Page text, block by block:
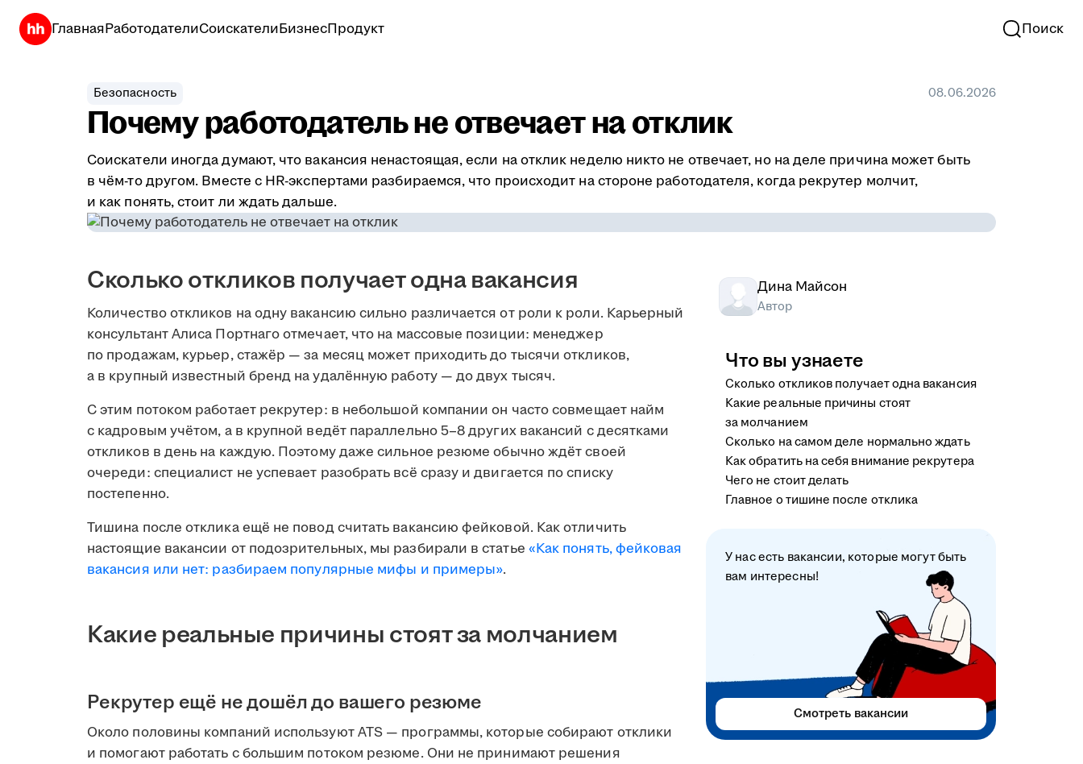
ГлавнаяРаботодателиСоискателиБизнесПродукт Поиск
Безопасность 08.06.2026
Почему работодатель не отвечает на отклик
Соискатели иногда думают, что вакансия ненастоящая, если на отклик неделю никто не отвечает, но на деле причина может быть
в чём-то другом. Вместе с HR-экспертами разбираемся, что происходит на стороне работодателя, когда рекрутер молчит,
и как понять, стоит ли ждать дальше.
Сколько откликов получает одна вакансия
Количество откликов на одну вакансию сильно различается от роли к роли. Карьерный
консультант Алиса Портнаго отмечает, что на массовые позиции: менеджер
по продажам, курьер, стажёр — за месяц может приходить до тысячи откликов,
а в крупный известный бренд на удалённую работу — до двух тысяч.
С этим потоком работает рекрутер: в небольшой компании он часто совмещает найм
с кадровым учётом, а в крупной ведёт параллельно 5–8 других вакансий с десятками
откликов в день на каждую. Поэтому даже сильное резюме обычно ждёт своей
очереди: специалист не успевает разобрать всё сразу и двигается по списку
постепенно.
Тишина после отклика ещё не повод считать вакансию фейковой. Как отличить
настоящие вакансии от подозрительных, мы разбирали в статье «Как понять, фейковая
вакансия или нет: разбираем популярные мифы и примеры».
Какие реальные причины стоят за молчанием
Рекрутер ещё не дошёл до вашего резюме
Около половины компаний используют ATS — программы, которые собирают отклики
и помогают работать с большим потоком резюме. Они не принимают решения
Дина Майсон
Автор
Что вы узнаете
Сколько откликов получает одна вакансия
Какие реальные причины стоят
за молчанием
Сколько на самом деле нормально ждать
Как обратить на себя внимание рекрутера
Чего не стоит делать
Главное о тишине после отклика
У нас есть вакансии, которые могут быть
вам интересны!
Смотреть вакансии